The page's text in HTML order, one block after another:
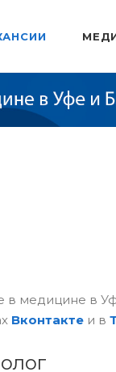
в медицине в
Вконтактеи в